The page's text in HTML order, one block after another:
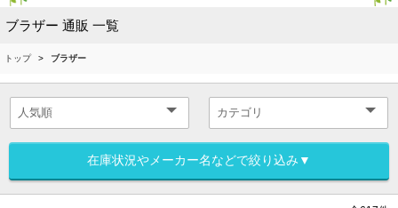
ブラザー 通販 一覧
トップ ブラザー
在庫状況やメーカー名などで絞り込み▼